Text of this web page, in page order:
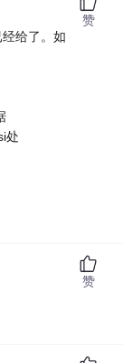
给了。如
处
赞
赞